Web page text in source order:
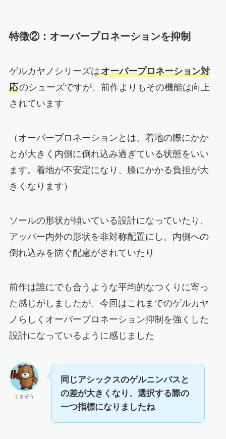
特徴②：オーバープロネーションを抑制
ゲルカヤノシリーズはオーバープロネーション対
応のシューズですが、前作よりもその機能は向上
されています
（オーバープロネーションとは、着地の際にかか
とが大きく内側に倒れ込み過ぎている状態をいい
ます。着地が不安定になり、膝にかかる負担が大
きくなります）
ソールの形状が傾いている設計になっていたり、
アッパー内外の形状を非対称配置にし、内側への
倒れ込みを防ぐ配慮がされていたり
前作は誰にでも合うような平均的なつくりに寄っ
た感じがしましたが、今回はこれまでのゲルカヤ
ノらしくオーバープロネーション抑制を強くした
設計になっているように感じました
くまぞう
同じアシックスのゲルニンバスと
の差が大きくなり、選択する際の
一つ指標になりましたね